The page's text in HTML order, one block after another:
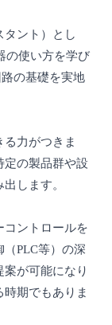
タント）とし
の使い方を学び
の基礎を実地
力がつきま
定の製品群や設
します。
コントロールを
PLC等）の深
が可能になり
期でもありま